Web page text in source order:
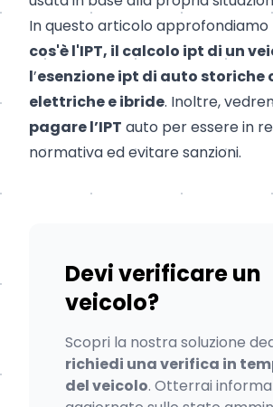
In questo articolo
cos'è l'IPT, il calcolo ipt di un
l’esenzione ipt di auto storiche
elettriche e ibride. Inoltre,
pagare l’IPT auto per essere in
normativa ed evitare sanzioni.
Devi verificare un
veicolo?
Scopri la nostra soluzione
richiedi una verifica in
del veicolo. Otterrai